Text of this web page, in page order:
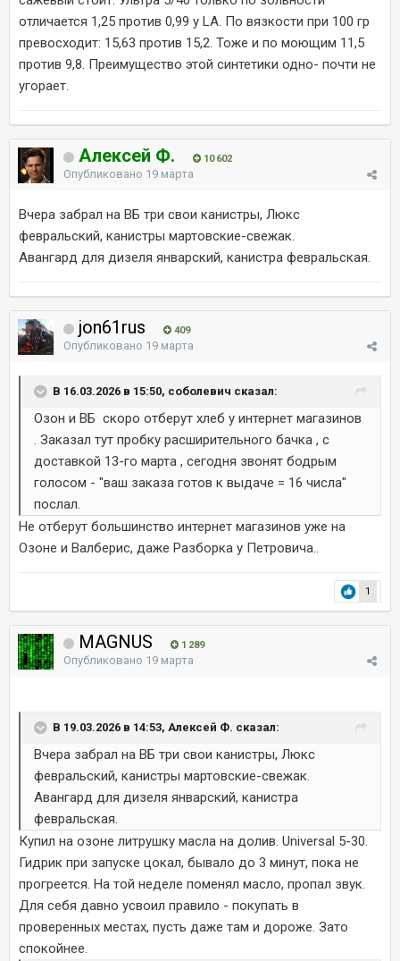
отличается 1,25 против 0,99 у LA. По вязкости при 100 гр
превосходит: 15,63 против 15,2. Тоже и по моющим 11,5
против 9,8. Преимущество этой синтетики одно- почти не
угорает.
Алексей Ф. 10 602
Опубликовано 19 марта
Вчера забрал на ВБ три свои канистры, Люкс
февральский, канистры мартовские-свежак.
Авангард для дизеля январский, канистра февральская.
jon61rus 409
Опубликовано 19 марта
В 16.03.2026 в 15:50, соболевич сказал:
Озон и ВБ скоро отберут хлеб у интернет магазинов
. Заказал тут пробку расширительного бачка , с
доставкой 13-го марта , сегодня звонят бодрым
голосом - "ваш заказа готов к выдаче = 16 числа"
послал.
Не отберут большинство интернет магазинов уже на
Озоне и Валберис, даже Разборка у Петровича..
1
MAGNUS 1 289
Опубликовано 19 марта
В 19.03.2026 в 14:53, Алексей Ф. сказал:
Вчера забрал на ВБ три свои канистры, Люкс
февральский, канистры мартовские-свежак.
Авангард для дизеля январский, канистра
февральская.
Купил на озоне литрушку масла на долив. Universal 5-30.
Гидрик при запуске цокал, бывало до 3 минут, пока не
прогреется. На той неделе поменял масло, пропал звук.
Для себя давно усвоил правило - покупать в
проверенных местах, пусть даже там и дороже. Зато
спокойнее.